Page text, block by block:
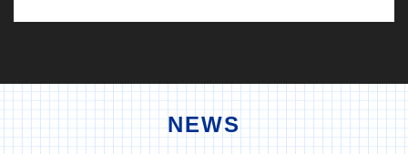
NEWS